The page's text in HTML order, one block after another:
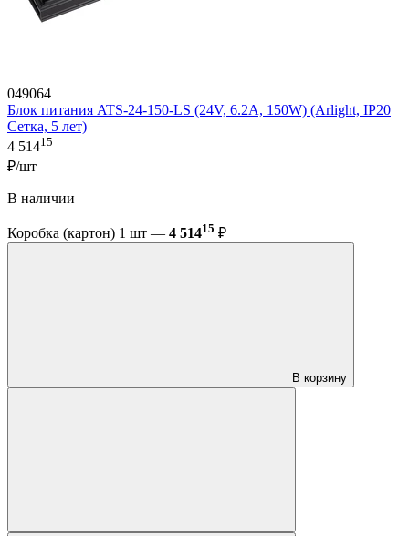
049064
Блок питания ATS-24-150-LS (24V, 6.2A, 150W) (Arlight, IP20
Сетка, 5 лет)
4 51415
₽/шт
В наличии
Коробка (картон) 1 шт — 4 51415 ₽
В корзину